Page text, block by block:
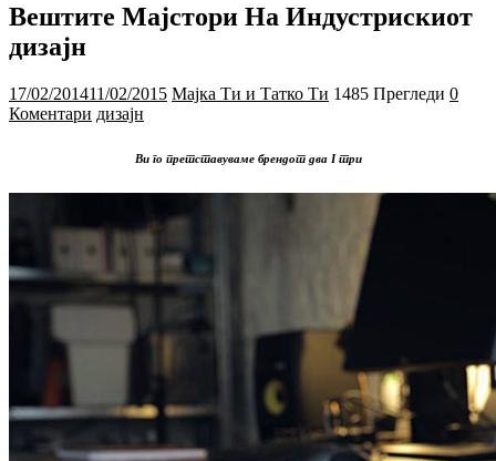
Вештите Мајстори На Индустрискиот
дизајн
17/02/201411/02/2015 Мајка Ти и Татко Ти 1485 Прегледи 0
Коментари дизајн
Ви го претставуваме брендот два I три